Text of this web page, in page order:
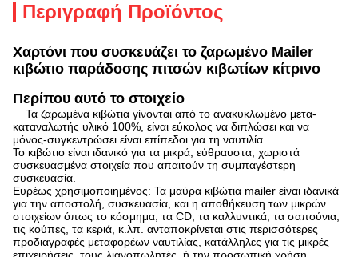
Περιγραφή Προϊόντος
Χαρτόνι που συσκευάζει το ζαρωμένο Mailer
κιβώτιο παράδοσης πιτσών κιβωτίων κίτρινο
Περίπου αυτό το στοιχείο
Τα ζαρωμένα κιβώτια γίνονται από το ανακυκλωμένο μετα-
καταναλωτής υλικό 100%, είναι εύκολος να διπλώσει και να
μόνος-συγκεντρώσει είναι επίπεδοι για τη ναυτιλία.
Το κιβώτιο είναι ιδανικό για τα μικρά, εύθραυστα, χωριστά
συσκευασμένα στοιχεία που απαιτούν τη συμπαγέστερη
συσκευασία.
Ευρέως χρησιμοποιημένος: Τα μαύρα κιβώτια mailer είναι ιδανικά
για την αποστολή, συσκευασία, και η αποθήκευση των μικρών
στοιχείων όπως το κόσμημα, τα CD, τα καλλυντικά, τα σαπούνια,
τις κούπες, τα κεριά, κ.λπ. ανταποκρίνεται στις περισσότερες
προδιαγραφές μεταφορέων ναυτιλίας, κατάλληλες για τις μικρές